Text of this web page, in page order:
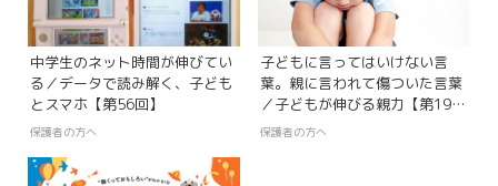
中学生のネット時間が伸びてい
る／データで読み解く、子ども
とスマホ【第56回】
保護者の方へ
子どもに言ってはいけない言
葉。親に言われて傷ついた言葉
／子どもが伸びる親力【第19
回】
保護者の方へ